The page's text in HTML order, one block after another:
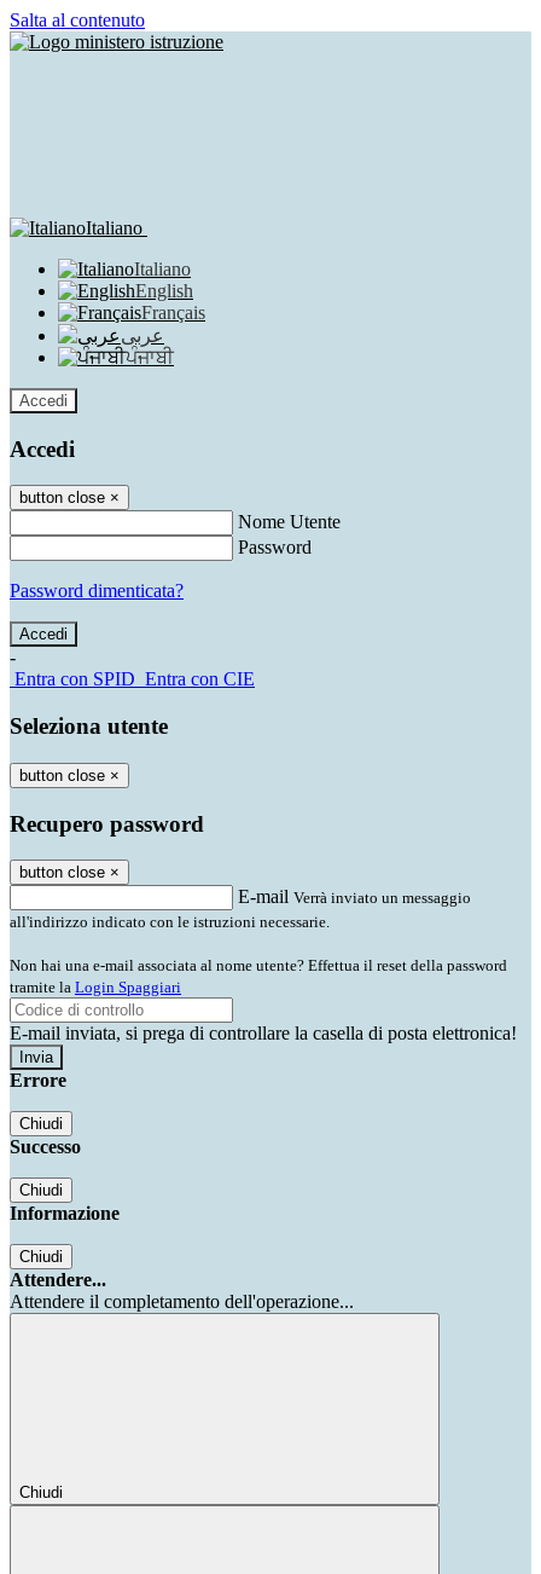
Salta al contenuto
Italiano
Italiano
English
Français
عربى
ਪੰਜਾਬੀ
Accedi
Accedi
button close ×
Nome Utente
Password
Password dimenticata?
-
Entra con SPID Entra con CIE
Seleziona utente
button close ×
Recupero password
button close ×
E-mail Verrà inviato un messaggio
all'indirizzo indicato con le istruzioni necessarie.
Non hai una e-mail associata al nome utente? Effettua il reset della password
tramite la Login Spaggiari
E-mail inviata, si prega di controllare la casella di posta elettronica!
Errore
Chiudi
Successo
Chiudi
Informazione
Chiudi
Attendere...
Attendere il completamento dell'operazione...
Chiudi